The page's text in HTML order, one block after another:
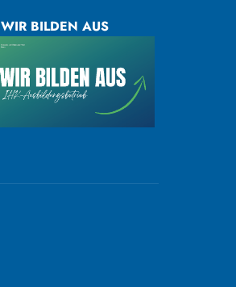
BILDEN AUS